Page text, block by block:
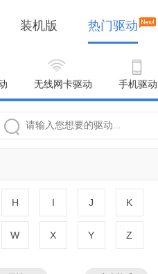
装机版 热门驱动
无线网卡驱动 手机驱动
H I J K
W X Y Z